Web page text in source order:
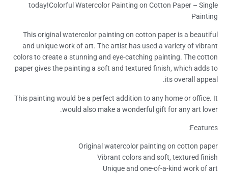
today!Colorful Watercolor Painting on Cotton Paper – Single
Painting
This original watercolor painting on cotton paper is a beautiful
and unique work of art. The artist has used a variety of vibrant
colors to create a stunning and eye-catching painting. The cotton
paper gives the painting a soft and textured finish, which adds to
its overall appeal.
This painting would be a perfect addition to any home or office. It
would also make a wonderful gift for any art lover.
Features:
Original watercolor painting on cotton paper
Vibrant colors and soft, textured finish
Unique and one-of-a-kind work of art